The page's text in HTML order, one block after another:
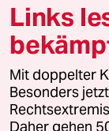
© 2026 taz
Alle Rechte
wenden Sie sich bitte
Links
Mit doppelter
Besonders
Daher gehen